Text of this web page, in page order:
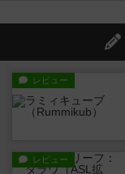
レビュー
レビュー